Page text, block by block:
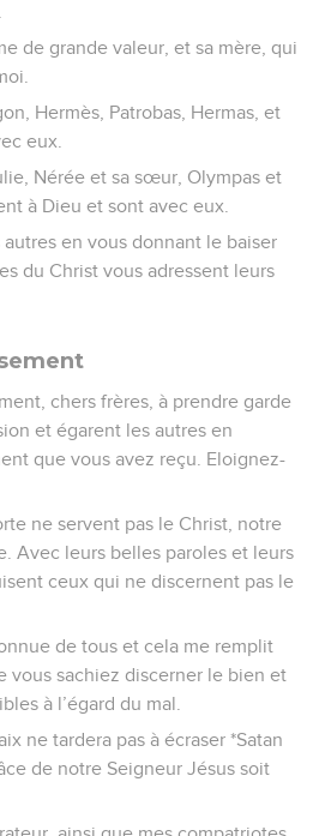
de grande valeur, et sa mère, qui
Hermès, Patrobas, Hermas, et
eux.
Nérée et sa sœur, Olympas et
à Dieu et sont avec eux.
en vous donnant le baiser
du Christ vous adressent leurs
chers frères, à prendre garde
et égarent les autres en
que vous avez reçu. Eloignez-
ne servent pas le Christ, notre
Avec leurs belles paroles et leurs
ceux qui ne discernent pas le
de tous et cela me remplit
vous sachiez discerner le bien et
à l’égard du mal.
ne tardera pas à écraser *Satan
de notre Seigneur Jésus soit